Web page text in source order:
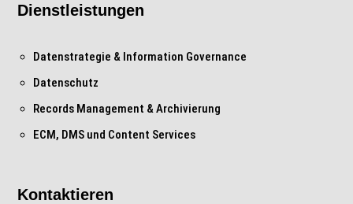
Dienstleistungen
Datenstrategie & Information Governance
Datenschutz
Records Management & Archivierung
ECM, DMS und Content Services
Kontaktieren